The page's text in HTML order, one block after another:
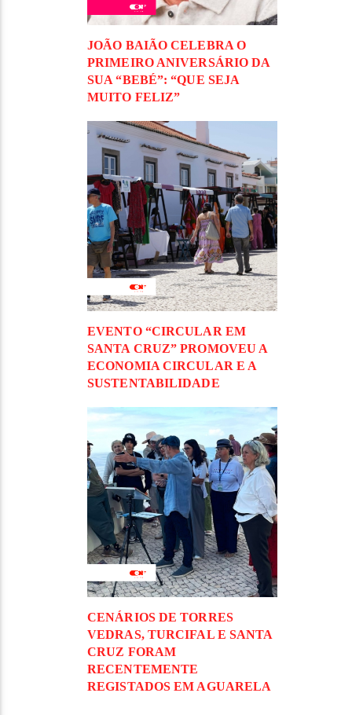
JOÃO BAIÃO CELEBRA O
PRIMEIRO ANIVERSÁRIO DA
SUA “BEBÉ”: “QUE SEJA
MUITO FELIZ”
EVENTO “CIRCULAR EM
SANTA CRUZ” PROMOVEU A
ECONOMIA CIRCULAR E A
SUSTENTABILIDADE
CENÁRIOS DE TORRES
VEDRAS, TURCIFAL E SANTA
CRUZ FORAM
RECENTEMENTE
REGISTADOS EM AGUARELA